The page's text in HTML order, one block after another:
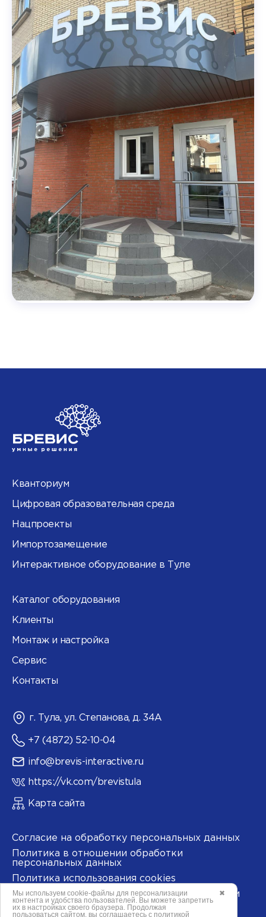
Кванториум
Цифровая образовательная среда
Нацпроекты
Импортозамещение
Интерактивное оборудование в Туле
Каталог оборудования
Клиенты
Монтаж и настройка
Сервис
Контакты
г. Тула, ул. Степанова, д. 34А
+7 (4872) 52-10-04
info@brevis-interactive.ru
https://vk.com/brevistula
Карта сайта
Согласие на обработку персональных данных
Политика в отношении обработки
персональных данных
Политика использования cookies
Согласие на обработку данных метрическими
программами
✖
Мы используем cookie-файлы для персонализации
контента и удобства пользователей. Вы можете запретить
их в настройках своего браузера. Продолжая
пользоваться сайтом, вы соглашаетесь с политикой